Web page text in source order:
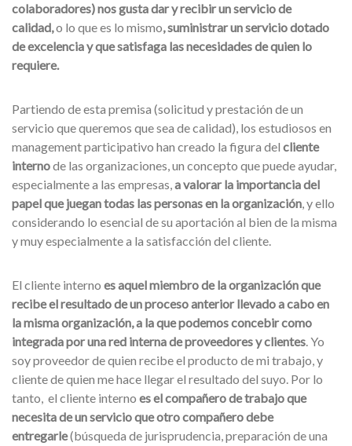
colaboradores) nos gusta dar y recibir un servicio de
calidad,o lo que es lo mismo, suministrar un servicio dotado
de excelencia y que satisfaga las necesidades de quien lo
requiere.
Partiendo de esta premisa (solicitud y prestación de un
servicio que queremos que sea de calidad), los estudiosos en
management participativo han creado la figura del cliente
internode las organizaciones, un concepto que puede ayudar,
especialmente a las empresas,a valorar la importancia del
papel que juegan todas las personas en la organización, y ello
considerando lo esencial de su aportación al bien de la misma
y muy especialmente a la satisfacción del cliente.
El cliente interno es aquel miembro de la organización que
recibe el resultado de un proceso anterior llevado a cabo en
la misma organización, a la que podemos concebir como
integrada por una red interna de proveedores y clientes. Yo
soy proveedor de quien recibe el producto de mi trabajo, y
cliente de quien me hace llegar el resultado del suyo. Por lo
tanto, el cliente interno es el compañero de trabajo que
necesita de un servicio que otro compañero debe
entregarle(búsqueda de jurisprudencia, preparación de una